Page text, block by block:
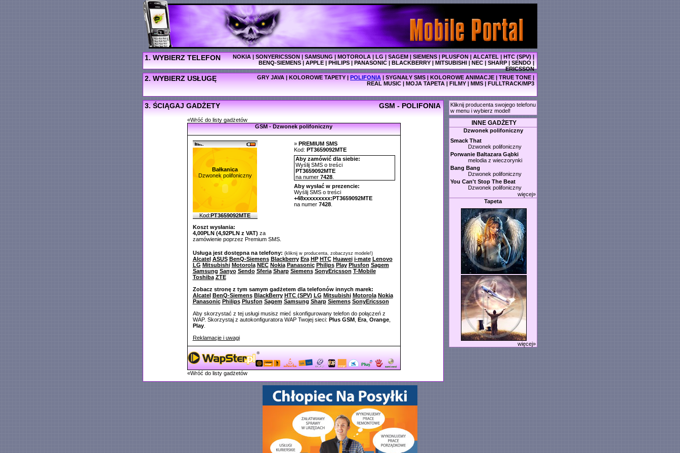
1. WYBIERZ TELEFON NOKIA|SONYERICSSON|SAMSUNG|MOTOROLA|LG|SAGEM|SIEMENS|PLUSFON|ALCATEL|HTC (SPV)|
BENQ-SIEMENS|APPLE|PHILIPS|PANASONIC|BLACKBERRY|MITSUBISHI|NEC|SHARP|SENDO|
ERICSSON
2. WYBIERZ USŁUGĘ GRY JAVA | KOLOROWE TAPETY | POLIFONIA | SYGNAŁY SMS | KOLOROWE ANIMACJE | TRUE TONE |
REAL MUSIC | MOJA TAPETA | FILMY | MMS | FULLTRACK/MP3
3. ŚCIĄGAJ GADŻETY GSM - POLIFONIA
«Wróć do listy gadżetów
GSM - Dzwonek polifoniczny
Bałkanica
Dzwonek polifoniczny
Kod:PT3659092MTE
Koszt wysłania:
4,00PLN (4,92PLN z VAT) za
zamówienie poprzez Premium SMS.
» PREMIUM SMS
Kod: PT3659092MTE
Aby zamówić dla siebie:
Wyślij SMS o treści
PT3659092MTE
na numer 7428.
Aby wysłać w prezencie:
Wyślij SMS o treści
+48xxxxxxxxx:PT3659092MTE
na numer 7428.
Usługa jest dostępna na telefony: (kliknij w producenta, zobaczysz modele!)
Alcatel ASUS BenQ-Siemens Blackberry Era HP HTC Huawei i-mate Lenovo
LG Mitsubishi Motorola NEC Nokia Panasonic Philips Play Plusfon Sagem
Samsung Sanyo Sendo Sferia Sharp Siemens SonyEricsson T-Mobile
Toshiba ZTE
Zobacz stronę z tym samym gadżetem dla telefonów innych marek:
Alcatel BenQ-Siemens BlackBerry HTC (SPV) LG Mitsubishi Motorola Nokia
Panasonic Philips Plusfon Sagem Samsung Sharp Siemens SonyEricsson
Aby skorzystać z tej usługi musisz mieć skonfigurowany telefon do połączeń z
WAP. Skorzystaj z autokonfiguratora WAP Twojej sieci: Plus GSM, Era, Orange,
Play.
Reklamacje i uwagi
«Wróć do listy gadżetów
Kliknij producenta swojego telefonu
w menu i wybierz model!
INNE GADŻETY
Dzwonek polifoniczny
Smack That
Dzwonek polifoniczny
Porwanie Baltazara Gąbki
melodia z wieczorynki
Bang Bang
Dzwonek polifoniczny
You Can't Stop The Beat
Dzwonek polifoniczny
więcej»
Tapeta
więcej»